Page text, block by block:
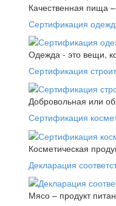
Качественная пища
Сертификация
Одежда - это вещи,
Сертификация
Добровольная или
Сертификация
Косметическая
Декларация
Мясо – продукт